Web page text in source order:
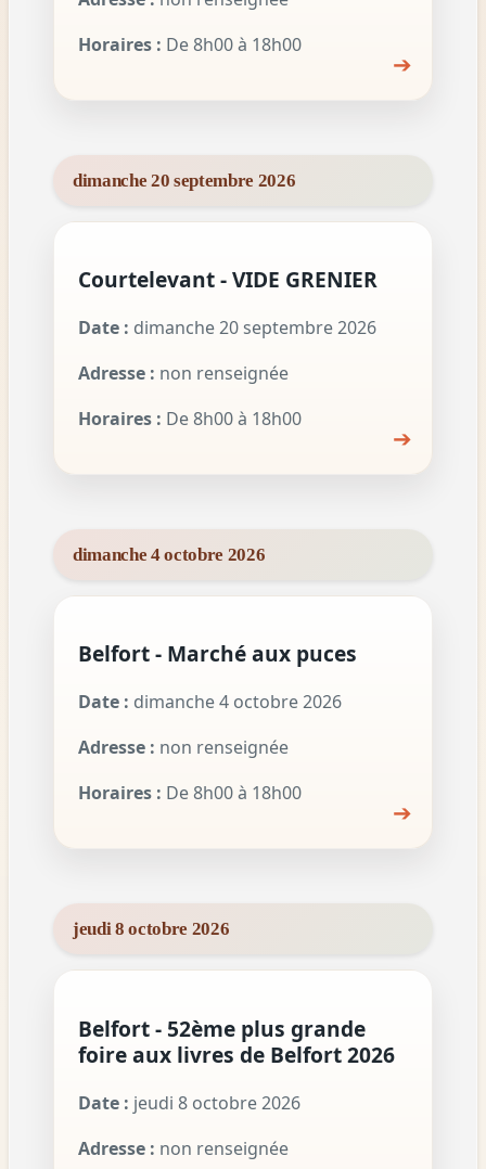
Horaires : De 8h00 à 18h00
➔
dimanche 20 septembre 2026
Courtelevant - VIDE GRENIER
Date : dimanche 20 septembre 2026
Adresse : non renseignée
Horaires : De 8h00 à 18h00
➔
dimanche 4 octobre 2026
Belfort - Marché aux puces
Date : dimanche 4 octobre 2026
Adresse : non renseignée
Horaires : De 8h00 à 18h00
➔
jeudi 8 octobre 2026
Belfort - 52ème plus grande
foire aux livres de Belfort 2026
Date : jeudi 8 octobre 2026
Adresse : non renseignée